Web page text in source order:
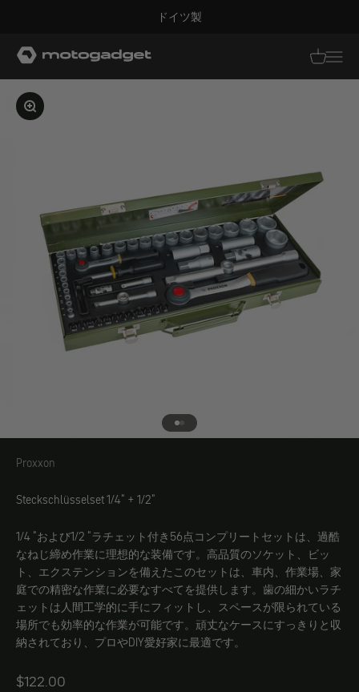
ドイツ製
翻訳
モトガジェット社 翻訳があ
画像を拡大する
エレメント1へ
エレメント2へ
Proxxon
Proxxon
Steckschlüsselset 1/4" + 1/2"
1/4 "および1/2 "ラチェット付き56点コンプリートセットは、過酷
なねじ締め作業に理想的な装備です。高品質のソケット、ビッ
ト、エクステンションを備えたこのセットは、車内、作業場、家
庭での精密な作業に必要なすべてを提供します。歯の細かいラチ
ェットは人間工学的に手にフィットし、スペースが限られている
場所でも効率的な作業が可能です。頑丈なケースにすっきりと収
納されており、プロやDIY愛好家に最適です。
Angebot
$122.00